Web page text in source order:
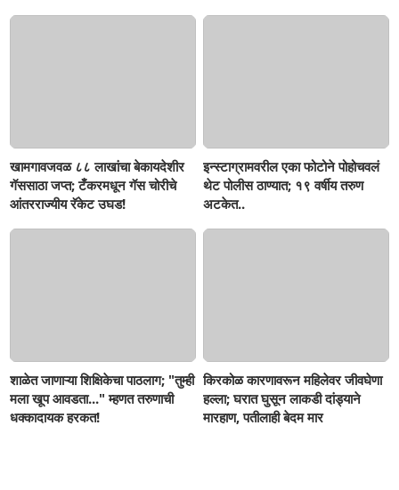
खामगावजवळ ८८ लाखांचा बेकायदेशीर
गॅससाठा जप्त; टँकरमधून गॅस चोरीचे
आंतरराज्यीय रॅकेट उघड!
इन्स्टाग्रामवरील एका फोटोने पोहोचवलं
थेट पोलीस ठाण्यात; १९ वर्षीय तरुण
अटकेत..
शाळेत जाणाऱ्या शिक्षिकेचा पाठलाग; "तुम्ही
मला खूप आवडता..." म्हणत तरुणाची
धक्कादायक हरकत!
किरकोळ कारणावरून महिलेवर जीवघेणा
हल्ला; घरात घुसून लाकडी दांड्याने
मारहाण, पतीलाही बेदम मार